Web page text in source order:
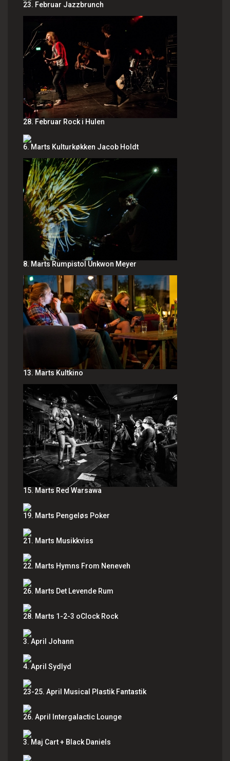
23. Februar Jazzbrunch
28. Februar Rock i Hulen
6. Marts Kulturkøkken Jacob Holdt
8. Marts Rumpistol Unkwon Meyer
13. Marts Kultkino
15. Marts Red Warsawa
19. Marts Pengeløs Poker
21. Marts Musikkviss
22. Marts Hymns From Neneveh
26. Marts Det Levende Rum
28. Marts 1-2-3 oClock Rock
3. April Johann
4. April Sydlyd
23-25. April Musical Plastik Fantastik
26. April Intergalactic Lounge
3. Maj Cart + Black Daniels